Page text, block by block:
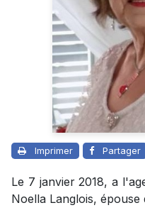
Imprimer Partager
Le 7 janvier 2018, a
Noella Langlois, épouse